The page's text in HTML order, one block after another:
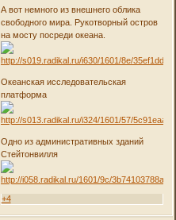
А вот немного из внешнего облика
свободного мира. Рукотворный остров
на мосту посреди океана.
Океанская исследовательская
платформа
Одно из административных зданий
Стейтонвилля
+4